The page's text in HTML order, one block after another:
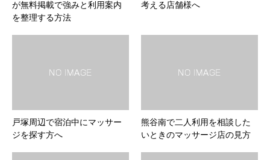
が無料掲載で強みと利用案内
を整理する方法
考える店舗様へ
戸塚周辺で宿泊中にマッサー
ジを探す方へ
熊谷南で二人利用を相談した
いときのマッサージ店の見方